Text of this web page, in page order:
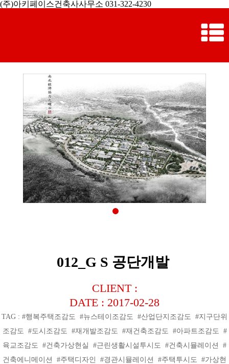
(주)아키페이스건축사사무소 031-322-4230
012_G S 공단개발
CLIENT :
DATE : 2017-02-28
TAG : #행복주택조감도 #뉴스테이조감도 #산업단지조감도 #지구단위
조감도 #도시조감도 #재개발조감도 #재건축조감도 #아파트조감도 #
육교조감도 #건축가상현실 #근린생활시설투시도 #건축시뮬레이션 #
건축에니메이션 #주택디자인 #경관시뮬레이션 #주택투시도 #가상현